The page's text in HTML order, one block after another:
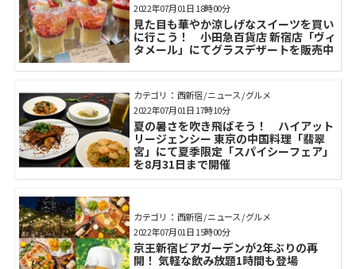
見た目も華やか涼しげなスイーツを買い
に行こう！ 小田急百貨店 新宿店「ヴィ
タメール」にてグラスデザートを販売中
2022年07月01日 18時00分
カテゴリ： 西新宿 / ニュース / グルメ
夏の暑さを吹き飛ばそう！ ハイアット
リージェンシー 東京の中国料理「翡翠
宮」にて夏季限定「スパイシーフェア」
を8月31日まで開催
2022年07月01日 17時10分
カテゴリ： 西新宿 / ニュース / グルメ
京王新宿ビアガーデンが2年ぶりの再
開！ 気軽な飲み放題1時間も登場
2022年07月01日 15時00分